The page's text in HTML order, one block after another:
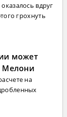
вдруг
грохнуть
может
Мелони
на